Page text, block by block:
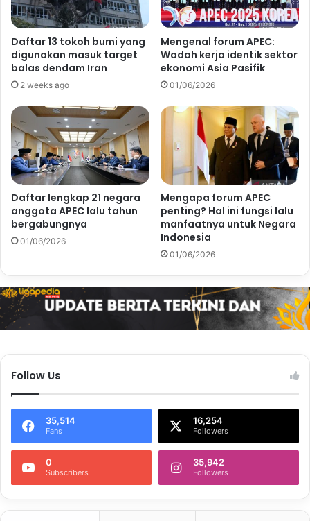
Daftar 13 tokoh bumi yang
digunakan masuk target
balas dendam Iran
2 weeks ago
Mengenal forum APEC:
Wadah kerja identik sektor
ekonomi Asia Pasifik
01/06/2026
Daftar lengkap 21 negara
anggota APEC lalu tahun
bergabungnya
01/06/2026
Mengapa forum APEC
penting? Hal ini fungsi lalu
manfaatnya untuk Negara
Indonesia
01/06/2026
Follow Us
35,514
Fans
16,254
Followers
0
Subscribers
35,942
Followers